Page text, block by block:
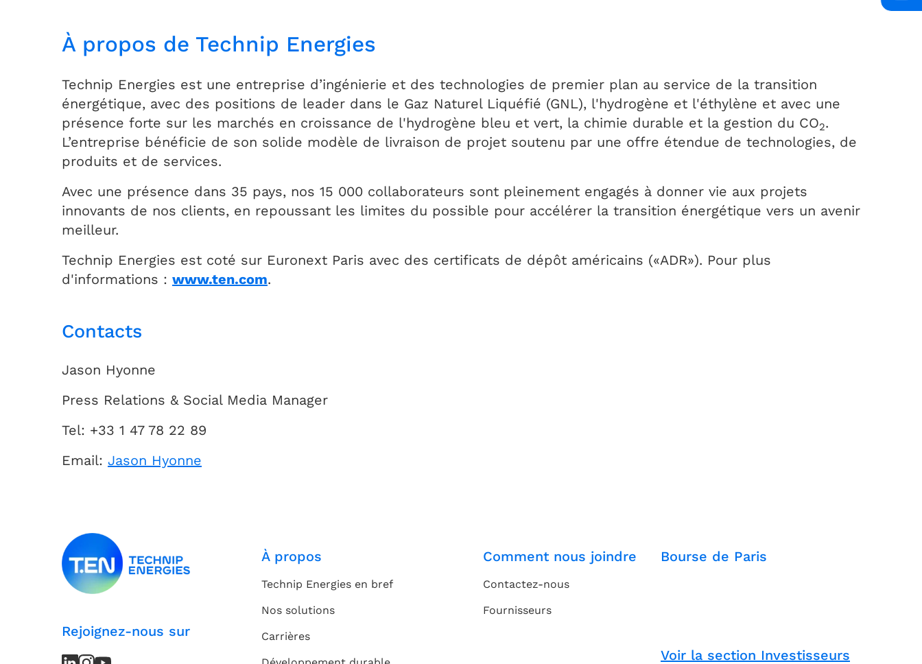
À propos de Technip Energies
Technip Energies est une entreprise d’ingénierie et des technologies de premier plan au service de la transition
énergétique, avec des positions de leader dans le Gaz Naturel Liquéfié (GNL), l'hydrogène et l'éthylène et avec une
présence forte sur les marchés en croissance de l'hydrogène bleu et vert, la chimie durable et la gestion du CO2.
L’entreprise bénéficie de son solide modèle de livraison de projet soutenu par une offre étendue de technologies, de
produits et de services.
Avec une présence dans 35 pays, nos 15 000 collaborateurs sont pleinement engagés à donner vie aux projets
innovants de nos clients, en repoussant les limites du possible pour accélérer la transition énergétique vers un avenir
meilleur.
Technip Energies est coté sur Euronext Paris avec des certificats de dépôt américains («ADR»). Pour plus
d'informations : www.ten.com.
Contacts
Jason Hyonne
Press Relations & Social Media Manager
Tel: +33 1 47 78 22 89
Email: Jason Hyonne
Rejoignez-nous sur
À propos
Technip Energies en bref
Nos solutions
Carrières
Comment nous joindre
Contactez-nous
Fournisseurs
Bourse de Paris
Voir la section Investisseurs